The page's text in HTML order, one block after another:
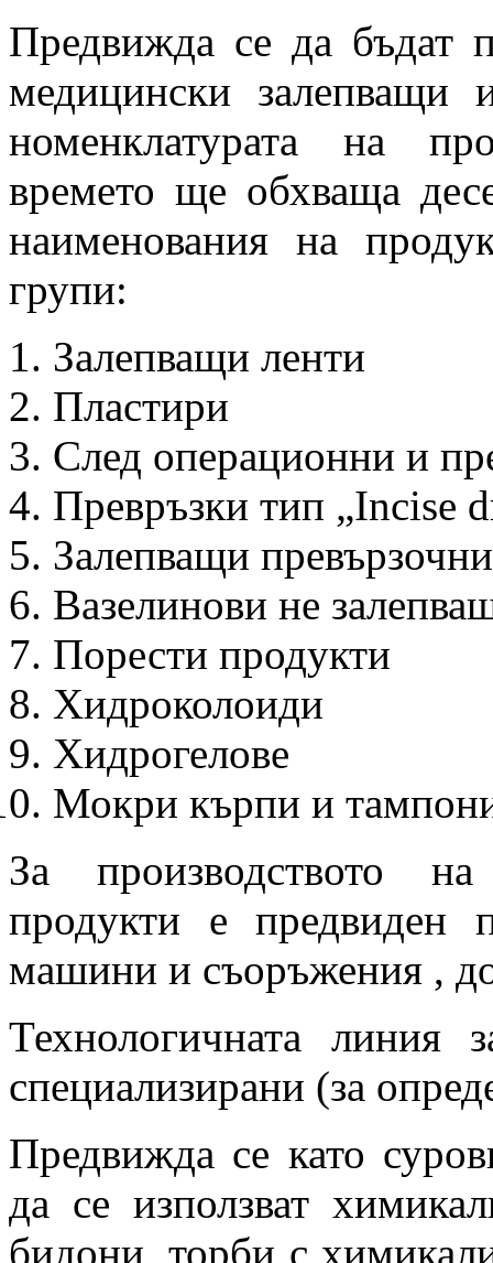
Предвижда се да бъдат
медицински залепващи
номенклатурата на
времето ще обхваща
наименования на
групи:
Залепващи ленти
Пластири
След операционни и
Превръзки тип „Incise
Залепващи
Вазелинови не
Порести продукти
Хидроколоиди
Хидрогелове
Мокри кърпи и
За производството
продукти е предвиден
машини и съоръжения ,
Технологичната линия
специализирани (за
Предвижда се като
да се използват
бидони, торби с